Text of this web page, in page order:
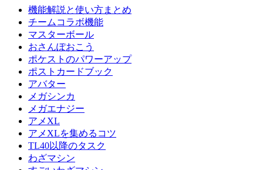
機能解説と使い方まとめ
チームコラボ機能
マスターボール
おさんぽおこう
ポケストのパワーアップ
ポストカードブック
アバター
メガシンカ
メガエナジー
アメXL
アメXLを集めるコツ
TL40以降のタスク
わざマシン